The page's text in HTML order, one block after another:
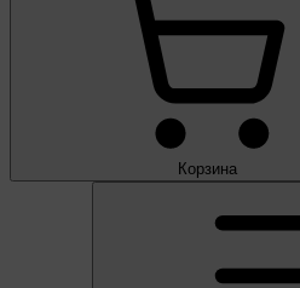
Корзина